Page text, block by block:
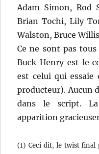
Adam Simon, Rod
Brian Tochi, Lily
Walston, Bruce
Ce ne sont pas
Buck Henry est le
est celui qui essaie
producteur). Aucun
dans le script.
apparition
(1) Ceci dit, le twist final